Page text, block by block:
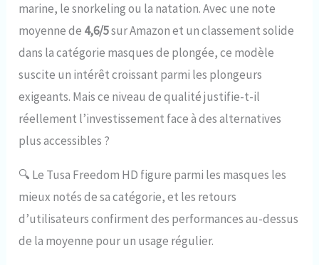
marine, le snorkeling ou la natation. Avec une note
moyenne de 4,6/5sur Amazon et un classement solide
dans la catégorie masques de plongée, ce modèle
suscite un intérêt croissant parmi les plongeurs
exigeants. Mais ce niveau de qualité justifie-t-il
réellement l’investissement face à des alternatives
plus accessibles ?
🔍 Le Tusa Freedom HD figure parmi les masques les
mieux notés de sa catégorie, et les retours
d’utilisateurs confirment des performances au-dessus
de la moyenne pour un usage régulier.